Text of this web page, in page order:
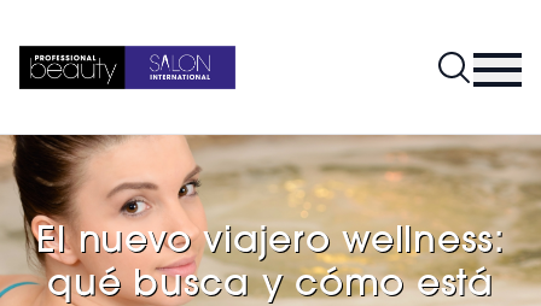
El nuevo viajero wellness:
qué busca y cómo está